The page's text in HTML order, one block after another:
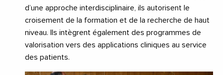
d’une approche interdisciplinaire, ils autorisent le
croisement de la formation et de la recherche de haut
niveau. Ils intègrent également des programmes de
valorisation vers des applications cliniques au service
des patients.